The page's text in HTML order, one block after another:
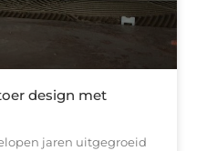
design met
jaren uitgegroeid